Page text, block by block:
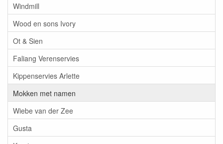
Windmill
Wood en sons Ivory
Ot & Sien
Faliang Verenservies
Kippenservies Arlette
Mokken met namen
Wiebe van der Zee
Gusta